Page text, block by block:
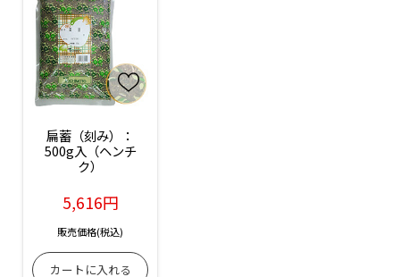
扁蓄（刻み）：
500g入（ヘンチ
ク）
5,616円
販売価格(税込)